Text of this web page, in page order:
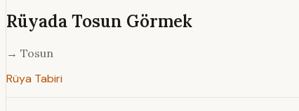
Rüyada Tosun Görmek
→ Tosun
Rüya Tabiri